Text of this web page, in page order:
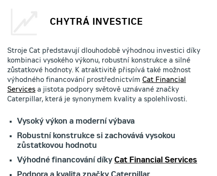
CHYTRÁ INVESTICE
Stroje Cat představují dlouhodobě výhodnou investici díky
kombinaci vysokého výkonu, robustní konstrukce a silné
zůstatkové hodnoty. K atraktivitě přispívá také možnost
výhodného financování prostřednictvím Cat Financial
Services a jistota podpory světově uznávané značky
Caterpillar, která je synonymem kvality a spolehlivosti.
Vysoký výkon a moderní výbava
Robustní konstrukce si zachovává vysokou
zůstatkovou hodnotu
Výhodné financování díky Cat Financial Services